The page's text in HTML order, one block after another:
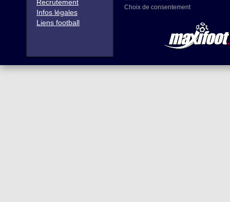
Recrutement
Infos légales
Liens football
Choix de consentement